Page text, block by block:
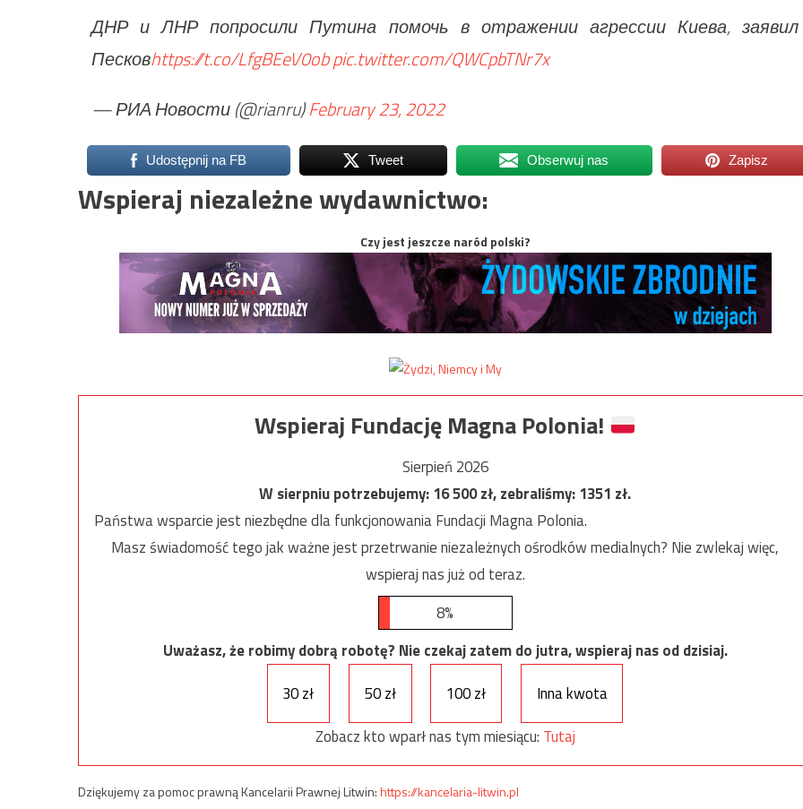
ДНР и ЛНР попросили Путина помочь в отражении агрессии Киева, заявил
Песковhttps://t.co/LfgBEeV0obpic.twitter.com/QWCpbTNr7x
— РИА Новости (@rianru)February 23, 2022
Udostępnij na FB Tweet Obserwuj nas Zapisz
Wspieraj niezależne wydawnictwo:
Czy jest jeszcze naród polski?
Wspieraj Fundację Magna Polonia!
Sierpień 2026
W sierpniu potrzebujemy:16 500zł, zebraliśmy:1351 zł.
Państwa wsparcie jest niezbędne dla funkcjonowania Fundacji Magna Polonia.
Masz świadomość tego jak ważne jest przetrwanie niezależnych ośrodków medialnych? Nie zwlekaj więc,
wspieraj nas już od teraz.
8%
Uważasz, że robimy dobrą robotę? Nie czekaj zatem do jutra, wspieraj nas od dzisiaj.
30 zł
50 zł 100 zł
Inna kwota
Zobacz kto wparł nas tym miesiącu: Tutaj
Dziękujemy za pomoc prawną Kancelarii Prawnej Litwin:https://kancelaria-litwin.pl